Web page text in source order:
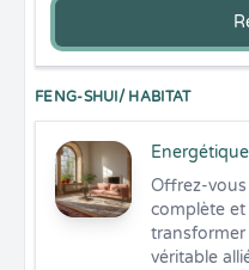
FENG-SHUI/ HABITAT
Offrez-
complète
transformer
véritable